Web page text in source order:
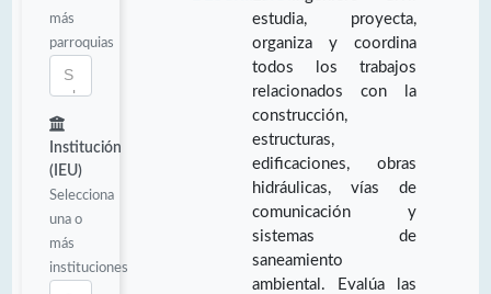
más
parroquias
Institución
(IEU)
Selecciona
una o
más
instituciones
estudia, proyecta,
organiza y coordina
todos los trabajos
relacionados con la
construcción,
estructuras,
edificaciones, obras
hidráulicas, vías de
comunicación y
sistemas de
saneamiento
ambiental. Evalúa las